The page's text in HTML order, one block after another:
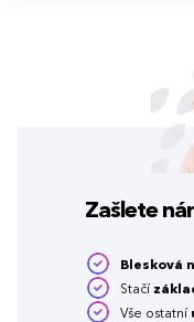
Zašlete
Blesková
Stačí
Vše ostatní